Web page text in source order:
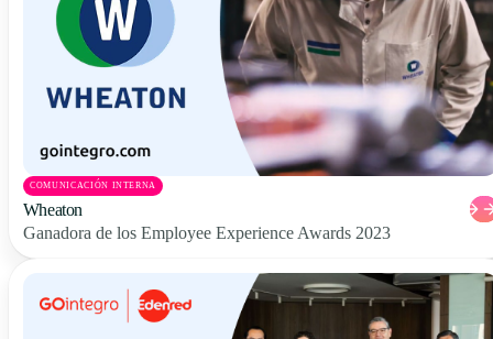
COMUNICACIÓN INTERNA
Wheaton
Ganadora de los Employee Experience Awards 2023